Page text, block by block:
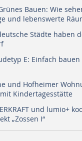
Bauen: Wie
und lebenswerte
Städte haben
E: Einfach
und Hofheimer
Kindertagesstätte
und lumio+
„Zossen I“